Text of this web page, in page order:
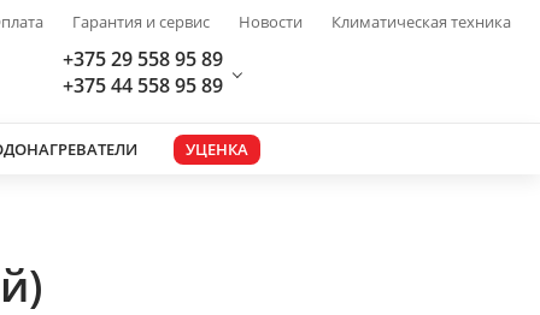
Гарантия и сервис Новости Климатическая техника
+375 29 558 95 89
+375 44 558 95 89
УЦЕНКА